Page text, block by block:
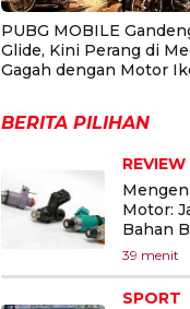
PUBG MOBILE
Glide, Kini Perang di
Gagah dengan Motor
BERITA PILIHAN
REVIEW
Motor:
Bahan
39 menit
SPORT